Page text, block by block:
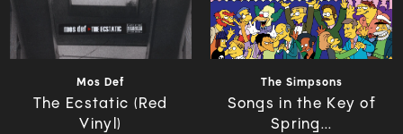
Mos Def
The Ecstatic (Red
Vinyl)
The Simpsons
Songs in the Key of
Spring...